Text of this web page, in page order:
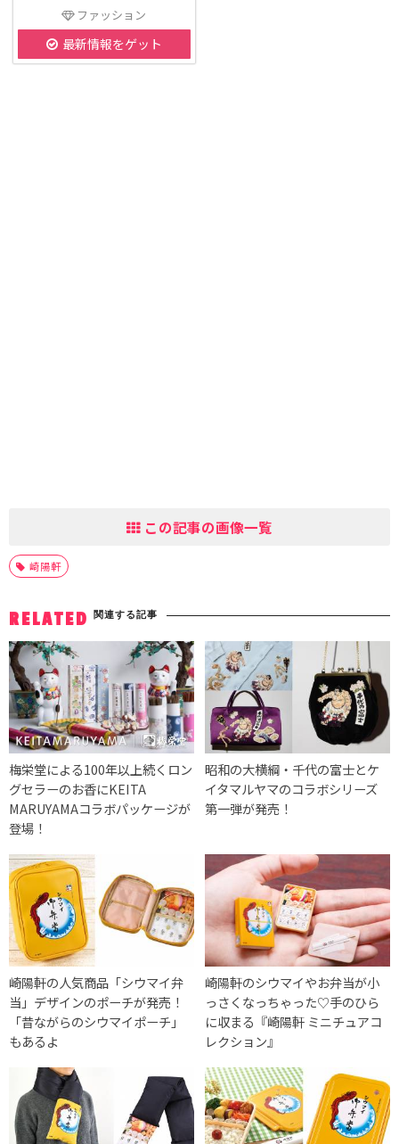
ファッション
最新情報をゲット
この記事の画像一覧
崎陽軒
RELATED 関連する記事
梅栄堂による100年以上続くロン
グセラーのお香にKEITA
MARUYAMAコラボパッケージが
登場！
昭和の大横綱・千代の富士とケ
イタマルヤマのコラボシリーズ
第一弾が発売！
崎陽軒の人気商品「シウマイ弁
当」デザインのポーチが発売！
「昔ながらのシウマイポーチ」
もあるよ
崎陽軒のシウマイやお弁当が小
っさくなっちゃった♡手のひら
に収まる『崎陽軒 ミニチュアコ
レクション』